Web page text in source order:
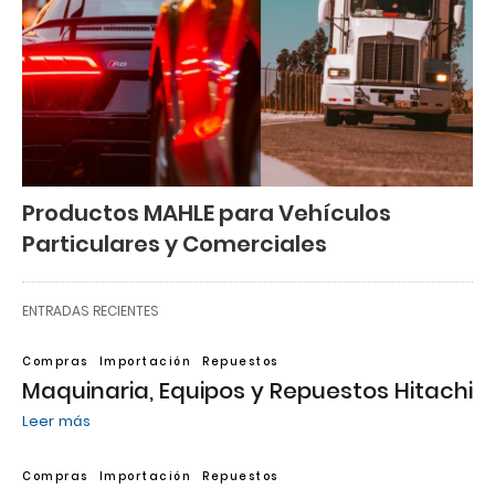
Productos MAHLE para Vehículos
Particulares y Comerciales
ENTRADAS RECIENTES
Compras Importación Repuestos
Maquinaria, Equipos y Repuestos Hitachi
Leer más
Compras Importación Repuestos